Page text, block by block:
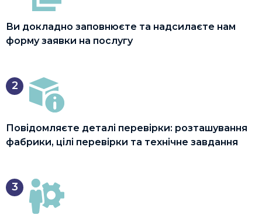
Ви докладно заповнюєте та надсилаєте нам
форму заявки на послугу
2
Повідомляєте деталі перевірки: розташування
фабрики, цілі перевірки та технічне завдання
3